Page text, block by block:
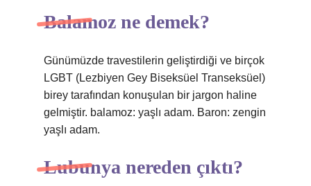
Balamoz ne demek?
Günümüzde travestilerin geliştirdiği ve birçok
LGBT (Lezbiyen Gey Biseksüel Transeksüel)
birey tarafından konuşulan bir jargon haline
gelmiştir. balamoz: yaşlı adam. Baron: zengin
yaşlı adam.
Lubunya nereden çıktı?